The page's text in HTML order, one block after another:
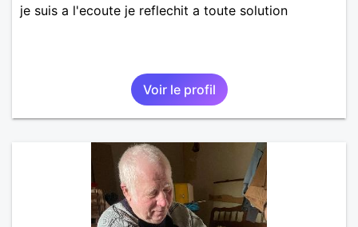
je suis a l'ecoute je reflechit a toute solution
Voir le profil